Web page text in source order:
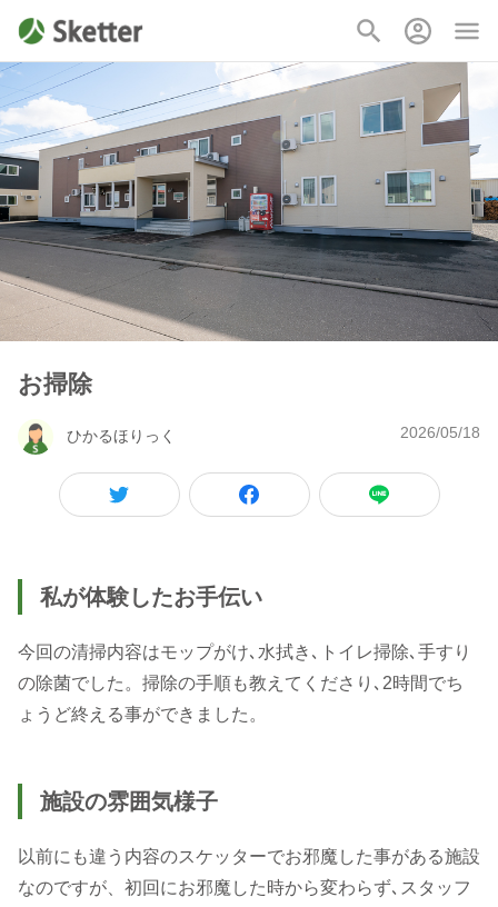
お掃除
ひかるほりっく 2026/05/18
私が体験したお手伝い
今回の清掃内容はモップがけ､水拭き､トイレ掃除､手すり
の除菌でした。掃除の手順も教えてくださり､2時間でち
ょうど終える事ができました。
施設の雰囲気様子
以前にも違う内容のスケッターでお邪魔した事がある施設
なのですが、初回にお邪魔した時から変わらず､スタッフ